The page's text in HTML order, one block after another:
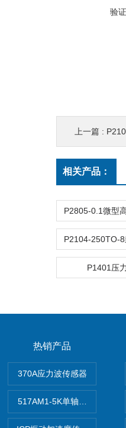
验
上一篇 :
相关产品：
P1401压
热销产品
370A应力波传感器
517AM1-5K单轴冲击IEPE加